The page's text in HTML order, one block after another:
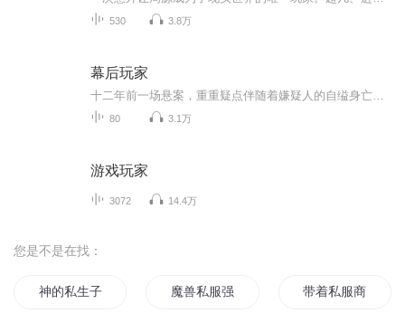
530 3.8万
幕后玩家
80 3.1万
游戏玩家
3072 14.4万
您是不是在找：
神的私生子 魔兽私服强者在异界 带着私服商城玩